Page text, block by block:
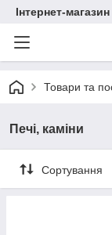
Інтернет-
Товари та
Печі, каміни
Сортування